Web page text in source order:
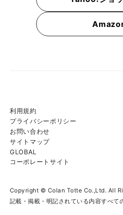
利用規約
プライバシーポリシー
お問い合わせ
サイトマップ
GLOBAL
コーポレートサイト
Copyright © Colan Totte Co.,Ltd. All
記載・掲載・明記されている内容すべて